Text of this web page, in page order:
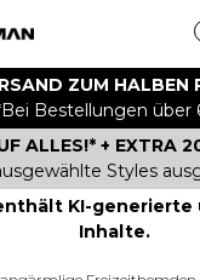
ZUM HALBEN
Bestellungen über
ALLES!* + EXTRA
Styles
KI-generierte
Inhalte.